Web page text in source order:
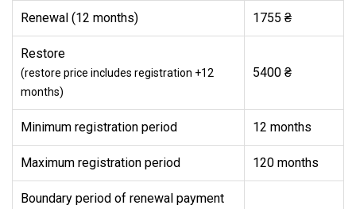
Renewal (12 months) 1755 ₴
Restore
(restore price includes registration +12
months)
5400 ₴
Minimum registration period 12 months
Maximum registration period 120 months
Boundary period of renewal payment